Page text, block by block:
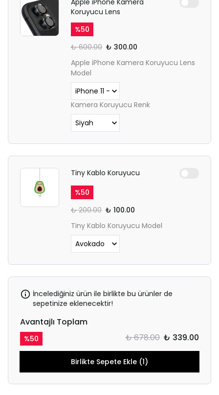
Apple iPhone Kamera
Koruyucu Lens
%50
₺ 600.00 ₺ 300.00
Apple iPhone Kamera Koruyucu Lens
Model
Kamera Koruyucu Renk
Tiny Kablo Koruyucu
%50
₺ 200.00 ₺ 100.00
Tiny Kablo Koruyucu Model
İncelediğiniz ürün ile birlikte bu ürünler de
sepetinize eklenecektir!
Avantajlı Toplam
%50 ₺ 678.00 ₺ 339.00
Birlikte Sepete Ekle (1)